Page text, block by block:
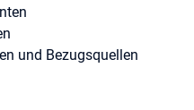
und Bezugsquellen